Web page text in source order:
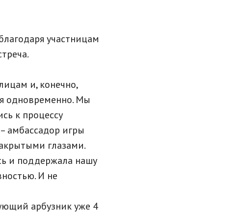
участницам
и, конечно,
одновременно. Мы
к процессу
амбассадор игры
глазами.
и поддержала нашу
И не
арбузник уже 4